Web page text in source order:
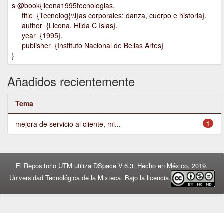
s @book{licona1995tecnologias,
title={Tecnolog{\\i}as corporales: danza, cuerpo e historia},
author={Licona, Hilda C Islas},
year={1995},
publisher={Instituto Nacional de Bellas Artes}
}
Añadidos recientemente
Tema
1
mejora de servicio al cliente, mi...
El Repositorio UTM utiliza DSpace V.6.3. Hecho en México, 2019.
Universidad Tecnológica de la Mixteca. Bajo la licencia